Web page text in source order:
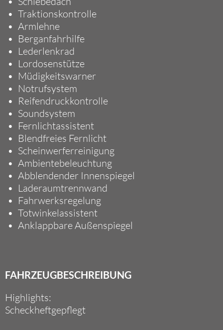
Traktionskontrolle
Armlehne
Berganfahrhilfe
Lederlenkrad
Lordosenstütze
Müdigkeitswarner
Notrufsystem
Reifendruckkontrolle
Soundsystem
Fernlichtassistent
Blendfreies Fernlicht
Scheinwerferreinigung
Ambientebeleuchtung
Abblendender Innenspiegel
Laderaumtrennwand
Fahrwerksregelung
Totwinkelassistent
Anklappbare Außenspiegel
FAHRZEUGBESCHREIBUNG
Highlights:
Scheckheftgepflegt